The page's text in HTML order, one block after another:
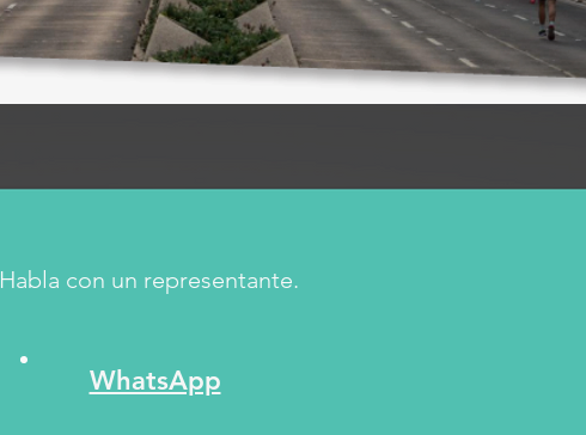
Habla con un representante.
WhatsApp